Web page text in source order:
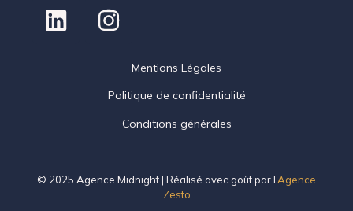
Mentions Légales
Politique de confidentialité
Conditions générales
© 2025 Agence Midnight | Réalisé avec goût par l’Agence
Zesto